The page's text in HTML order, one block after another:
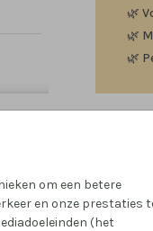
om een betere
en onze prestaties
(het
🌿
🌿
🌿